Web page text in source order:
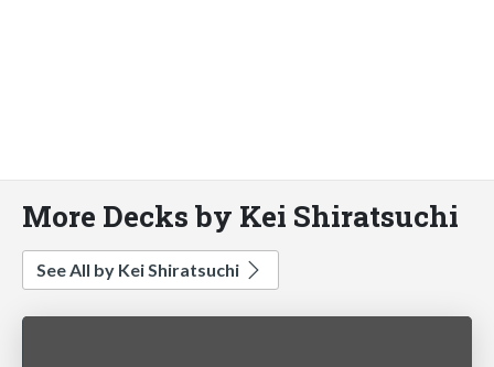
More Decks by Kei Shiratsuchi
See All by Kei Shiratsuchi